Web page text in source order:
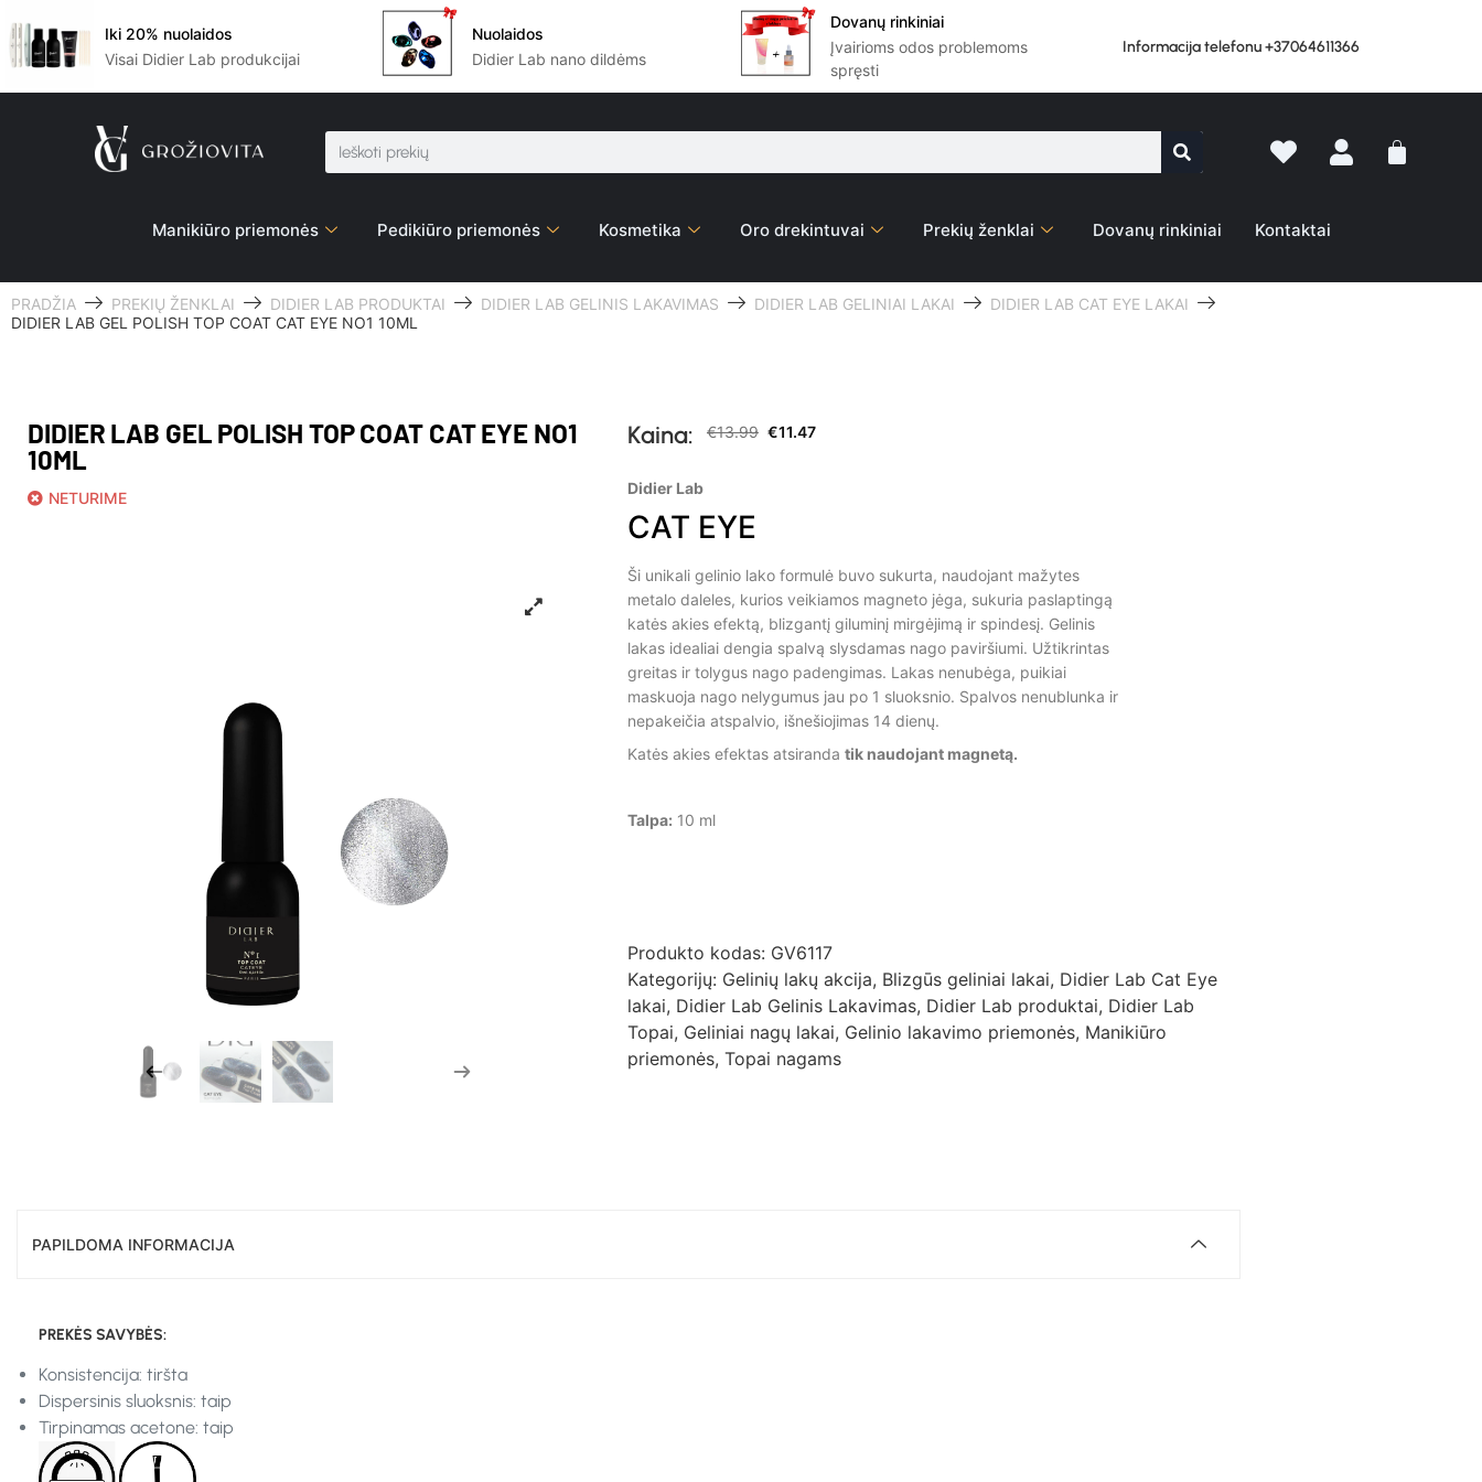
Iki 20% nuolaidos
Visai Didier Lab produkcijai
Nuolaidos
Didier Lab nano dildėms
Dovanų rinkiniai
Įvairioms odos problemoms
spręsti
Informacija telefonu +37064611366
Manikiūro priemonės Pedikiūro priemonės Kosmetika Oro drekintuvai Prekių ženklai Dovanų rinkiniai Kontaktai
PRADŽIA PREKIŲ ŽENKLAI DIDIER LAB PRODUKTAI DIDIER LAB GELINIS LAKAVIMAS DIDIER LAB GELINIAI LAKAI
DIDIER LAB CAT EYE LAKAI
DIDIER LAB GEL POLISH TOP COAT CAT EYE NO1 10ML
DIDIER LAB GEL POLISH TOP COAT CAT EYE NO1
10ML
NETURIME
Kaina: €13.99 €11.47
Didier Lab
CAT EYE
Ši unikali gelinio lako formulė buvo sukurta, naudojant mažytes
metalo daleles, kurios veikiamos magneto jėga, sukuria paslaptingą
katės akies efektą, blizgantį giluminį mirgėjimą ir spindesį. Gelinis
lakas idealiai dengia spalvą slysdamas nago paviršiumi. Užtikrintas
greitas ir tolygus nago padengimas. Lakas nenubėga, puikiai
maskuoja nago nelygumus jau po 1 sluoksnio. Spalvos nenublunka ir
nepakeičia atspalvio, išnešiojimas 14 dienų.
Katės akies efektas atsiranda tik naudojant magnetą.
Talpa: 10 ml
Produkto kodas: GV6117
Kategorijų: Gelinių lakų akcija, Blizgūs geliniai lakai, Didier Lab Cat Eye
lakai, Didier Lab Gelinis Lakavimas, Didier Lab produktai, Didier Lab
Topai, Geliniai nagų lakai, Gelinio lakavimo priemonės, Manikiūro
priemonės, Topai nagams
PAPILDOMA INFORMACIJA
PREKĖS SAVYBĖS:
Konsistencija: tiršta
Dispersinis sluoksnis: taip
Tirpinamas acetone: taip